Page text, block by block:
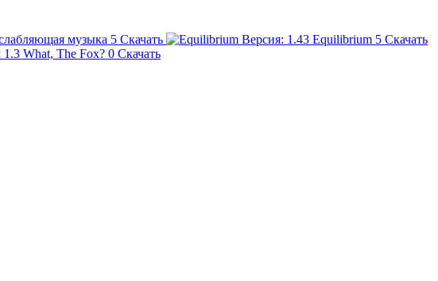
музыка 5 Скачать Equilibrium 5 Скачать
What, The Fox? 0 Скачать